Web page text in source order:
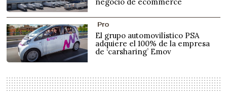
Pro
El grupo automovilístico PSA
adquiere el 100% de la empresa
de ‘carsharing’ Emov